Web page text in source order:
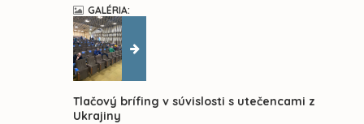
GALÉRIA:
Tlačový brífing v súvislosti s utečencami z
Ukrajiny